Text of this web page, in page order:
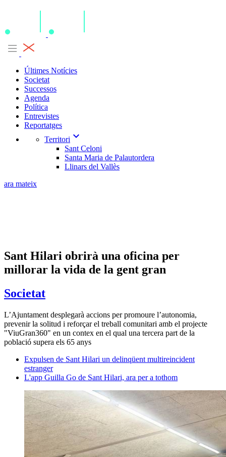
Últimes Notícies
Societat
Successos
Agenda
Política
Entrevistes
Reportatges
Territori expand_more
Sant Celoni
Santa Maria de Palautordera
Llinars del Vallès
ara mateix
Sant Hilari obrirà una oficina per
millorar la vida de la gent gran
Societat
L’Ajuntament desplegarà accions per promoure l’autonomia,
prevenir la solitud i reforçar el treball comunitari amb el projecte
"ViuGran360" en un contex en el qual una tercera part de la
població supera els 65 anys
Expulsen de Sant Hilari un delinqüent multireincident
estranger
L'app Guilla Go de Sant Hilari, ara per a tothom